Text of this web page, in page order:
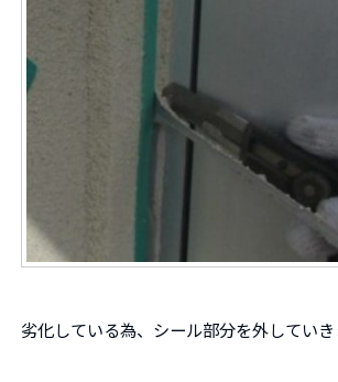
劣化している為、シール部分を外していき